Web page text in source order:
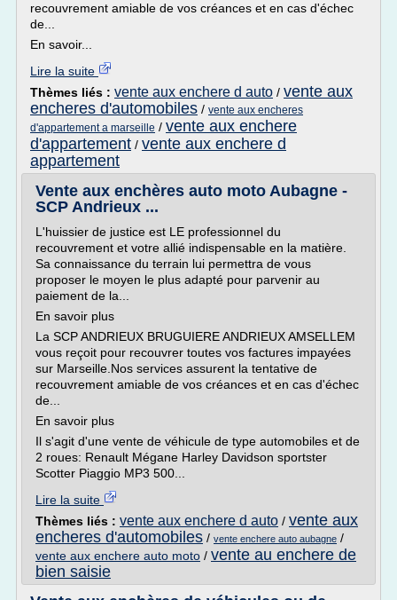
recouvrement amiable de vos créances et en cas d'échec
de...
En savoir...
Lire la suite
Thèmes liés : vente aux enchere d auto / vente aux
encheres d'automobiles / vente aux encheres
d'appartement a marseille / vente aux enchere
d'appartement / vente aux enchere d
appartement
Vente aux enchères auto moto Aubagne -
SCP Andrieux ...
L'huissier de justice est LE professionnel du
recouvrement et votre allié indispensable en la matière.
Sa connaissance du terrain lui permettra de vous
proposer le moyen le plus adapté pour parvenir au
paiement de la...
En savoir plus
La SCP ANDRIEUX BRUGUIERE ANDRIEUX AMSELLEM
vous reçoit pour recouvrer toutes vos factures impayées
sur Marseille.Nos services assurent la tentative de
recouvrement amiable de vos créances et en cas d'échec
de...
En savoir plus
Il s'agit d'une vente de véhicule de type automobiles et de
2 roues: Renault Mégane Harley Davidson sportster
Scotter Piaggio MP3 500...
Lire la suite
Thèmes liés : vente aux enchere d auto / vente aux
encheres d'automobiles / vente enchere auto aubagne /
vente aux enchere auto moto / vente au enchere de
bien saisie